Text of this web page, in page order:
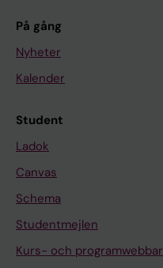
På gång
Nyheter
Kalender
Student
Ladok
Canvas
Schema
Studentmejlen
Kurs- och programwebbar